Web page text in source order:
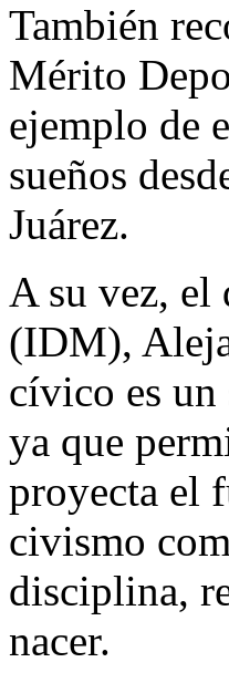
También
Mérito
ejemplo de
sueños
Juárez.
A su vez,
(IDM),
cívico es
ya que
proyecta el
civismo
disciplina,
nacer.